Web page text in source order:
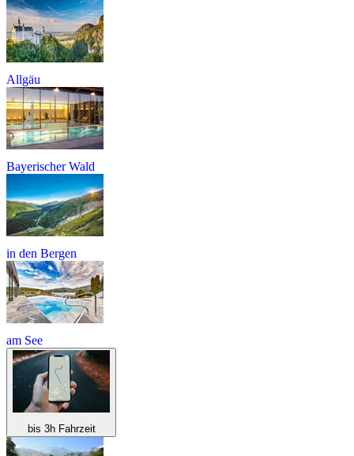
Allgäu
Bayerischer Wald
in den Bergen
am See
bis 3h Fahrzeit